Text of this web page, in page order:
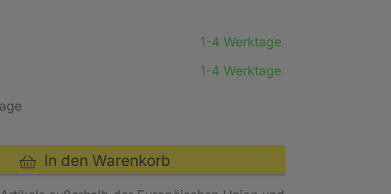
1-4 Werktage
1-4 Werktage
In den Warenkorb